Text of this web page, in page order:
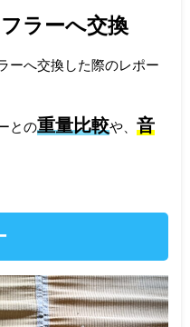
ラーへ交換
ーへ交換した際のレポー
との重量比較や、 音